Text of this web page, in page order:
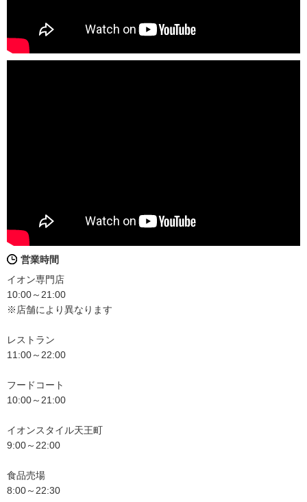
営業時間
イオン専門店
10:00～21:00
※店舗により異なります
レストラン
11:00～22:00
フードコート
10:00～21:00
イオンスタイル天王町
9:00～22:00
食品売場
8:00～22:30